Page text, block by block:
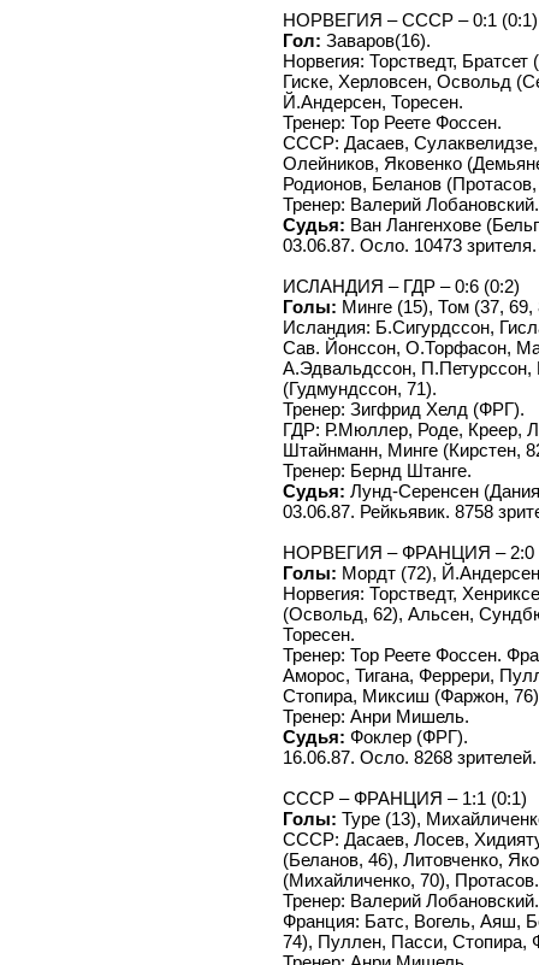
НОРВЕГИЯ – СССР – 0:1 (0:1)
Гол: Заваров(16).
Норвегия: Торстведт,
Гиске, Херловсен, Освольд
Й.Андерсен, Торесен.
Тренер: Тор Реете Фоссен.
СССР: Дасаев,
Олейников, Яковенко
Родионов, Беланов
Тренер: Валерий Лобановский.
Судья: Ван Лангенхове
03.06.87. Осло. 10473 зрителя.
ИСЛАНДИЯ – ГДР – 0:6 (0:2)
Голы: Минге (15), Том (37,
Исландия: Б.Сигурдссон,
Сав. Йонссон, О.Торфасон,
А.Эдвальдссон, П.Петурссон,
(Гудмундссон, 71).
Тренер: Зигфрид Хелд (ФРГ).
ГДР: Р.Мюллер, Роде, Креер,
Штайнманн, Минге (Кирстен,
Тренер: Бернд Штанге.
Судья: Лунд-Серенсен
03.06.87. Рейкьявик. 8758
НОРВЕГИЯ – ФРАНЦИЯ – 2:0
Голы: Мордт (72),
Норвегия: Торстведт,
(Освольд, 62), Альсен,
Торесен.
Тренер: Тор Реете Фоссен.
Аморос, Тигана, Феррери,
Стопира, Миксиш (Фаржон,
Тренер: Анри Мишель.
Судья: Фоклер (ФРГ).
16.06.87. Осло. 8268 зрителей.
СССР – ФРАНЦИЯ – 1:1 (0:1)
Голы: Туре (13),
СССР: Дасаев, Лосев,
(Беланов, 46), Литовченко,
(Михайличенко, 70), Протасов.
Тренер: Валерий Лобановский.
Франция: Батс, Вогель, Аяш,
74), Пуллен, Пасси, Стопира,